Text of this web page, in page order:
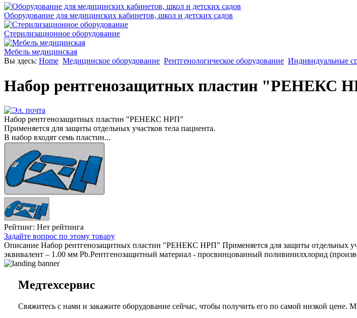
Оборудование для медицинских кабинетов, школ и детских садов
Стерилизационное оборудование
Мебель медицинская
Вы здесь: Home Медицинское оборудование Рентгенологическое оборудование Индивидуальные
Набор рентгенозащитных пластин "РЕНЕКС
Набор рентгенозащитных пластин "РЕНЕКС НРП"
Применяется для защиты отдельных участков тела пациента.
В набор входят семь пластин...
Рейтинг: Нет рейтинга
Задайте вопрос по этому товару
Описание Набор рентгенозащитных пластин "РЕНЕКС НРП" Применяется для защиты отдельных
эквивалент – 1.00 мм Pb.Рентгенозащитный материал - просвинцованный поливинилхлорид
Медтехсервис
Свяжитесь с нами и закажите оборудование сейчас, чтобы получить его по самой низкой